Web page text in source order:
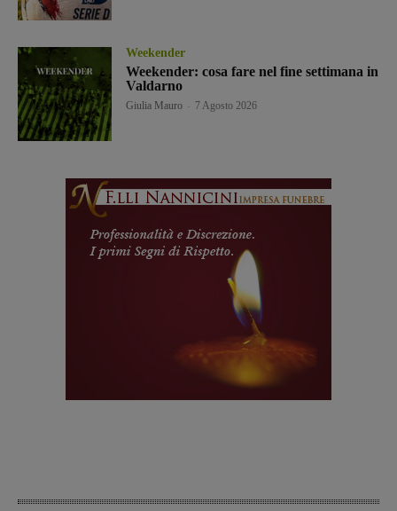
Weekender
Weekender: cosa fare nel fine settimana in
Valdarno
Giulia Mauro 7 Agosto 2026